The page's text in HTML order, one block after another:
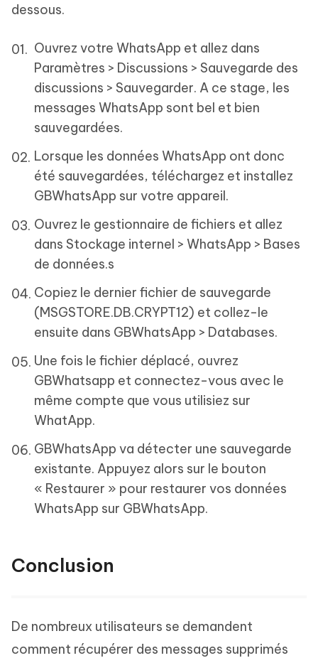
dessous.
Ouvrez votre WhatsApp et allez dans
Paramètres > Discussions > Sauvegarde des
discussions > Sauvegarder. A ce stage, les
messages WhatsApp sont bel et bien
sauvegardées.
Lorsque les données WhatsApp ont donc
été sauvegardées, téléchargez et installez
GBWhatsApp sur votre appareil.
Ouvrez le gestionnaire de fichiers et allez
dans Stockage internel > WhatsApp > Bases
de données.s
Copiez le dernier fichier de sauvegarde
(MSGSTORE.DB.CRYPT12) et collez-le
ensuite dans GBWhatsApp > Databases.
Une fois le fichier déplacé, ouvrez
GBWhatsapp et connectez-vous avec le
même compte que vous utilisiez sur
WhatApp.
GBWhatsApp va détecter une sauvegarde
existante. Appuyez alors sur le bouton
« Restaurer » pour restaurer vos données
WhatsApp sur GBWhatsApp.
Conclusion
De nombreux utilisateurs se demandent
comment récupérer des messages supprimés